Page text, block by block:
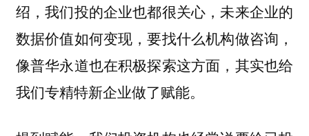
绍，我们投的企业也都很关心，未来企业的
数据价值如何变现，要找什么机构做咨询，
像普华永道也在积极探索这方面，其实也给
我们专精特新企业做了赋能。